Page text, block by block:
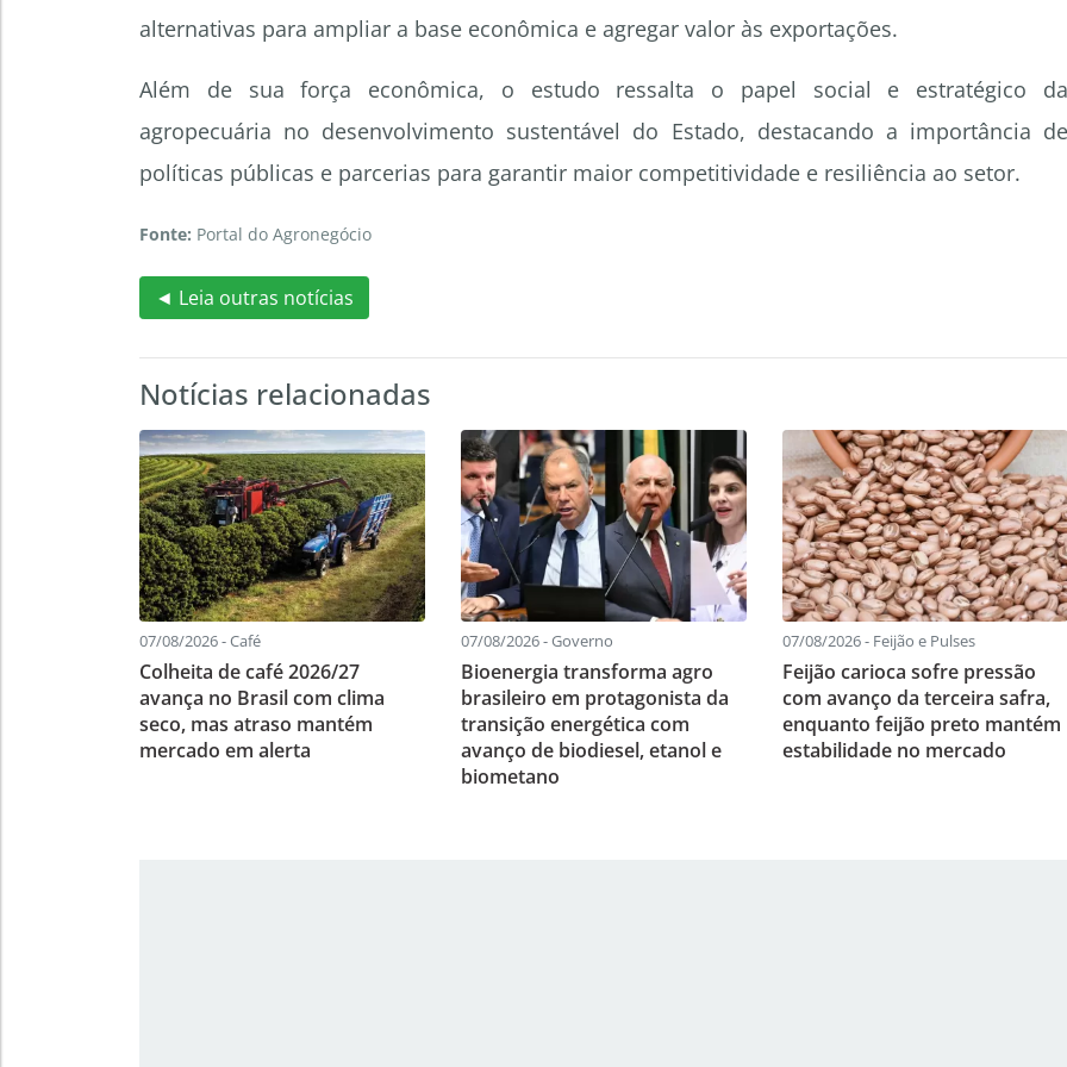
alternativas para ampliar a base econômica e agregar valor às exportações.
Além de sua força econômica, o estudo ressalta o papel social e estratégico da
agropecuária no desenvolvimento sustentável do Estado, destacando a importância de
políticas públicas e parcerias para garantir maior competitividade e resiliência ao setor.
Fonte: Portal do Agronegócio
◄ Leia outras notícias
Notícias relacionadas
07/08/2026 - Café
Colheita de café 2026/27
avança no Brasil com clima
seco, mas atraso mantém
mercado em alerta
07/08/2026 - Governo
Bioenergia transforma agro
brasileiro em protagonista da
transição energética com
avanço de biodiesel, etanol e
biometano
07/08/2026 - Feijão e Pulses
Feijão carioca sofre pressão
com avanço da terceira safra,
enquanto feijão preto mantém
estabilidade no mercado